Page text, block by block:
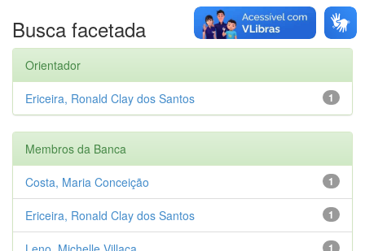
Busca facetada
Orientador
1
Ericeira, Ronald Clay dos Santos
Membros da Banca
1
Costa, Maria Conceição
1
Ericeira, Ronald Clay dos Santos
1